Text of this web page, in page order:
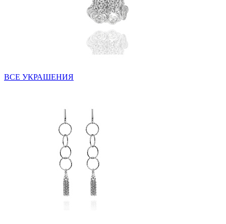
ВСЕ УКРАШЕНИЯ